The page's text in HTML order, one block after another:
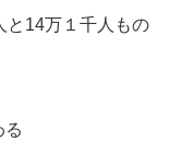
と14万１千人もの